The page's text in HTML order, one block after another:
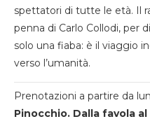
spettatori di tutte le età. Il
penna di Carlo Collodi, per
solo una fiaba: è il viaggio
verso l’umanità.
Prenotazioni a partire da
Pinocchio. Dalla favola